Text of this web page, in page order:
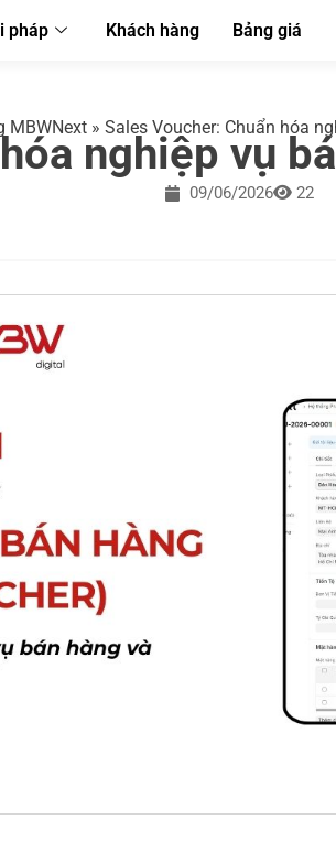
pháp Khách hàng Bảng giá
MBWNext» Sales Voucher: Chuẩn hóa
nghiệp vụ
09/06/2026 22